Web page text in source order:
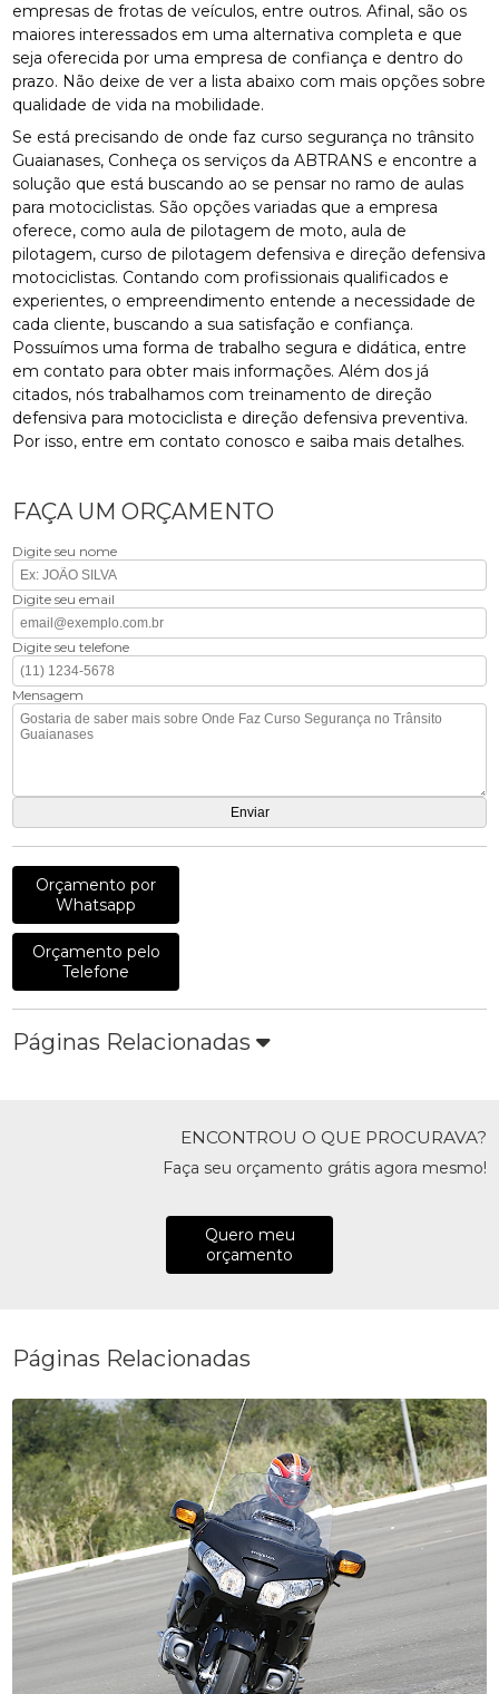
empresas de frotas de veículos, entre outros. Afinal, são os
maiores interessados em uma alternativa completa e que
seja oferecida por uma empresa de confiança e dentro do
prazo. Não deixe de ver a lista abaixo com mais opções sobre
qualidade de vida na mobilidade.
Se está precisando de onde faz curso segurança no trânsito
Guaianases, Conheça os serviços da ABTRANS e encontre a
solução que está buscando ao se pensar no ramo de aulas
para motociclistas. São opções variadas que a empresa
oferece, como aula de pilotagem de moto, aula de
pilotagem, curso de pilotagem defensiva e direção defensiva
motociclistas. Contando com profissionais qualificados e
experientes, o empreendimento entende a necessidade de
cada cliente, buscando a sua satisfação e confiança.
Possuímos uma forma de trabalho segura e didática, entre
em contato para obter mais informações. Além dos já
citados, nós trabalhamos com treinamento de direção
defensiva para motociclista e direção defensiva preventiva.
Por isso, entre em contato conosco e saiba mais detalhes.
FAÇA UM ORÇAMENTO
Digite seu nome
Digite seu email
Digite seu telefone
Mensagem
Orçamento por
Whatsapp
Orçamento pelo
Telefone
Páginas Relacionadas
ENCONTROU O QUE PROCURAVA?
Faça seu orçamento grátis agora mesmo!
Quero meu
orçamento
Páginas Relacionadas